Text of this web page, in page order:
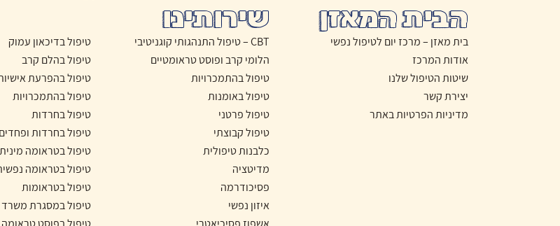
הבית המאזן
בית מאזן – מרכז יום לטיפול נפשי
אודות המרכז
שיטות הטיפול שלנו
יצירת קשר
מדיניות הפרטיות באתר
שירותינו
CBT – טיפול התנהגותי קוגניטיבי
הלומי קרב ופוסט טראומטיים
טיפול בהתמכרויות
טיפול באומנות
טיפול פרטני
טיפול קבוצתי
כלבנות טיפולית
מדיטציה
פסיכודרמה
איזון נפשי
טיפול בדיכאון עמוק
טיפול בהלם קרב
טיפול בהפרעת
טיפול בהתמכרויות
טיפול בחרדות
טיפול בחרדות
טיפול בטראומה מינית
טיפול בטראומה
טיפול בטראומות
טיפול במסגרת משרד